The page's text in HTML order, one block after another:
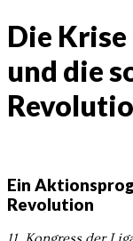
Die
und die
Ein
Revolution